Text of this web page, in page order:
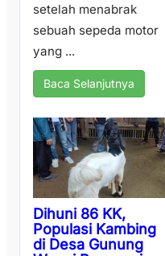
setelah menabrak
sebuah sepeda motor
yang ...
Baca Selanjutnya
Dihuni 86 KK,
Populasi Kambing
di Desa Gunung